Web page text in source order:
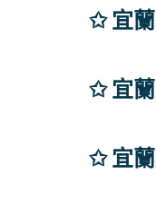
✩ 宜
✩ 宜
✩ 宜